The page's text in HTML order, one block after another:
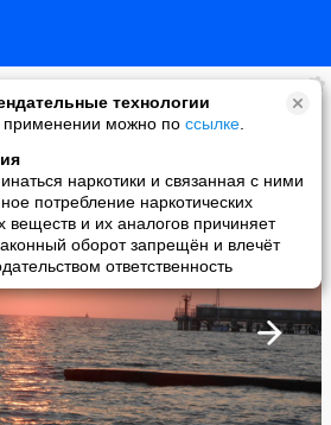
технологии
применении можно по ссылке
наркотики и связанная с ними
потребление наркотических
веществ и их аналогов причиняет
оборот запрещён и влечёт
ответственность